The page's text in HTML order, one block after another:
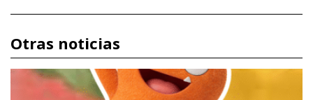
Otras noticias